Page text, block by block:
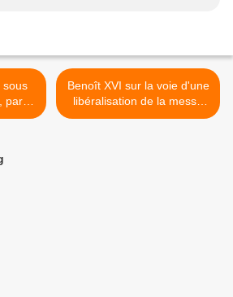
par
Benoît XVI sur la voie d'une
libéralisation de la messe
en latin >